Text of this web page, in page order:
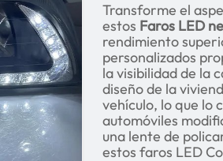
Transforme el
estos Faros LED
rendimiento
personalizados
la visibilidad de la
diseño de la
vehículo, lo que lo
automóviles
una lente de
estos faros LED